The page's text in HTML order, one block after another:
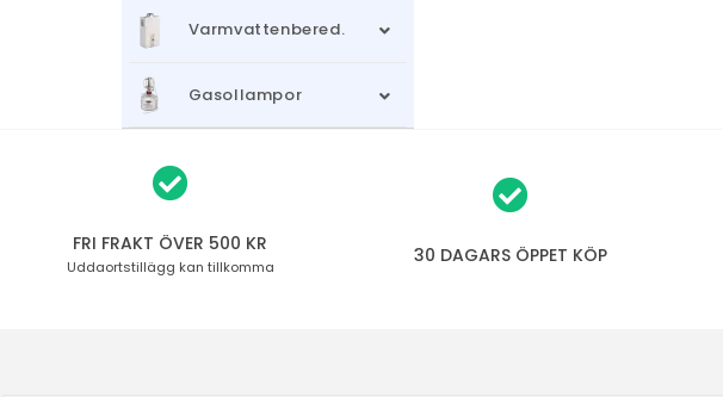
Varmvattenbered.
Gasollampor
FRI FRAKT ÖVER 500 KR
Uddaortstillägg kan tillkomma 30 DAGARS ÖPPET KÖP